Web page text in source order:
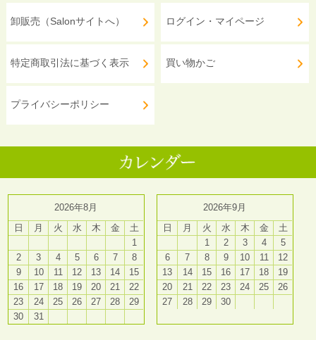
卸販売（Salonサイトへ）
特定商取引法に基づく表示
プライバシーポリシー
ログイン・マイページ
買い物かご
2026年8月
日
月 火 水 木 金
土
1
2
3 4 5 6 7
8
9
10 11 12 13 14
15
16
17 18 19 20 21
22
23
24 25 26 27 28
29
30
31
2026年9月
日
月 火 水 木 金
土
1
2 3 4
5
6
7 8 9 10 11
12
13
14 15 16 17 18
19
20
21 22 23 24 25
26
27
28 29 30